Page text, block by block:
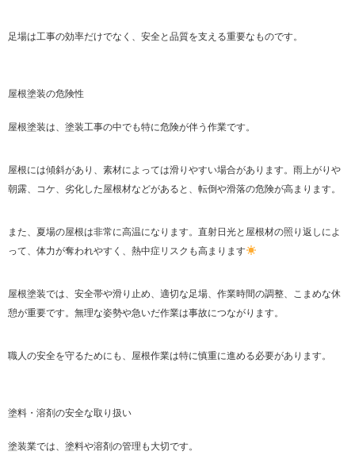
足場は工事の効率だけでなく、安全と品質を支える重要なものです。
屋根塗装の危険性
屋根塗装は、塗装工事の中でも特に危険が伴う作業です。
屋根には傾斜があり、素材によっては滑りやすい場合があります。雨上がりや
朝露、コケ、劣化した屋根材などがあると、転倒や滑落の危険が高まります。
また、夏場の屋根は非常に高温になります。直射日光と屋根材の照り返しによ
って、体力が奪われやすく、熱中症リスクも高まります
屋根塗装では、安全帯や滑り止め、適切な足場、作業時間の調整、こまめな休
憩が重要です。無理な姿勢や急いだ作業は事故につながります。
職人の安全を守るためにも、屋根作業は特に慎重に進める必要があります。
塗料・溶剤の安全な取り扱い
塗装業では、塗料や溶剤の管理も大切です。